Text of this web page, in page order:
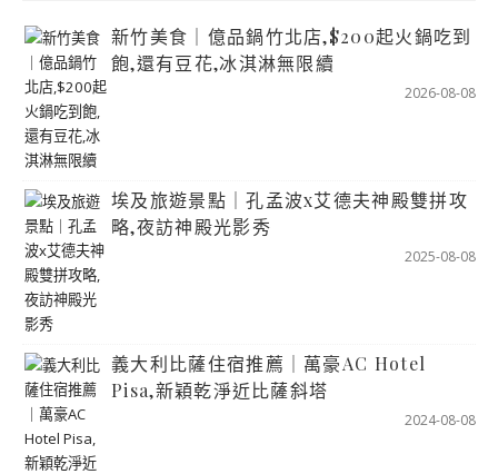
新竹美食｜億品鍋竹北店,$200起火鍋吃到
飽,還有豆花,冰淇淋無限續
2026-08-08
埃及旅遊景點｜孔孟波x艾德夫神殿雙拼攻
略,夜訪神殿光影秀
2025-08-08
義大利比薩住宿推薦｜萬豪AC Hotel
Pisa,新穎乾淨近比薩斜塔
2024-08-08